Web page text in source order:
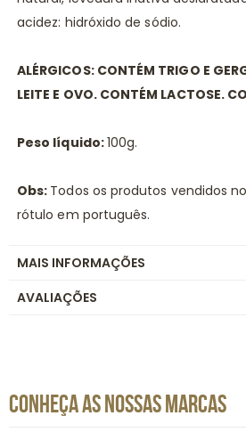
acidez: hidróxido de sódio.
ALÉRGICOS: CONTÉM TRIGO E
LEITE E OVO. CONTÉM LACTOSE.
Peso líquido:100g.
Obs: Todos os produtos vendidos
rótulo em português.
MAIS INFORMAÇÕES
AVALIAÇÕES
CONHEÇA AS NOSSAS MARCAS